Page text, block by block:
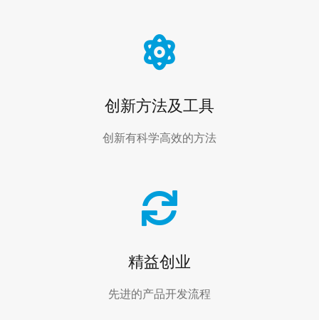
创新方法及工具
创新有科学高效的方法
精益创业
先进的产品开发流程